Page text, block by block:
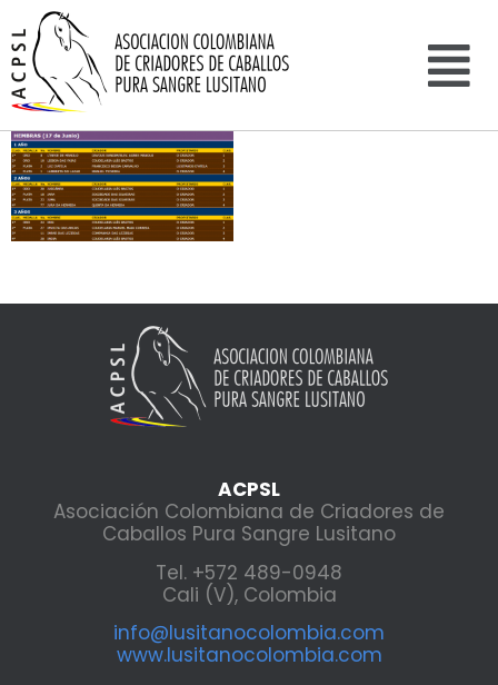
ACPSL
Asociación Colombiana de Criadores de
Caballos Pura Sangre Lusitano
Tel. +572 489-0948
Cali (V), Colombia
info@lusitanocolombia.com
www.lusitanocolombia.com